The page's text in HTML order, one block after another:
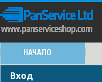
НАЧАЛО
Вход